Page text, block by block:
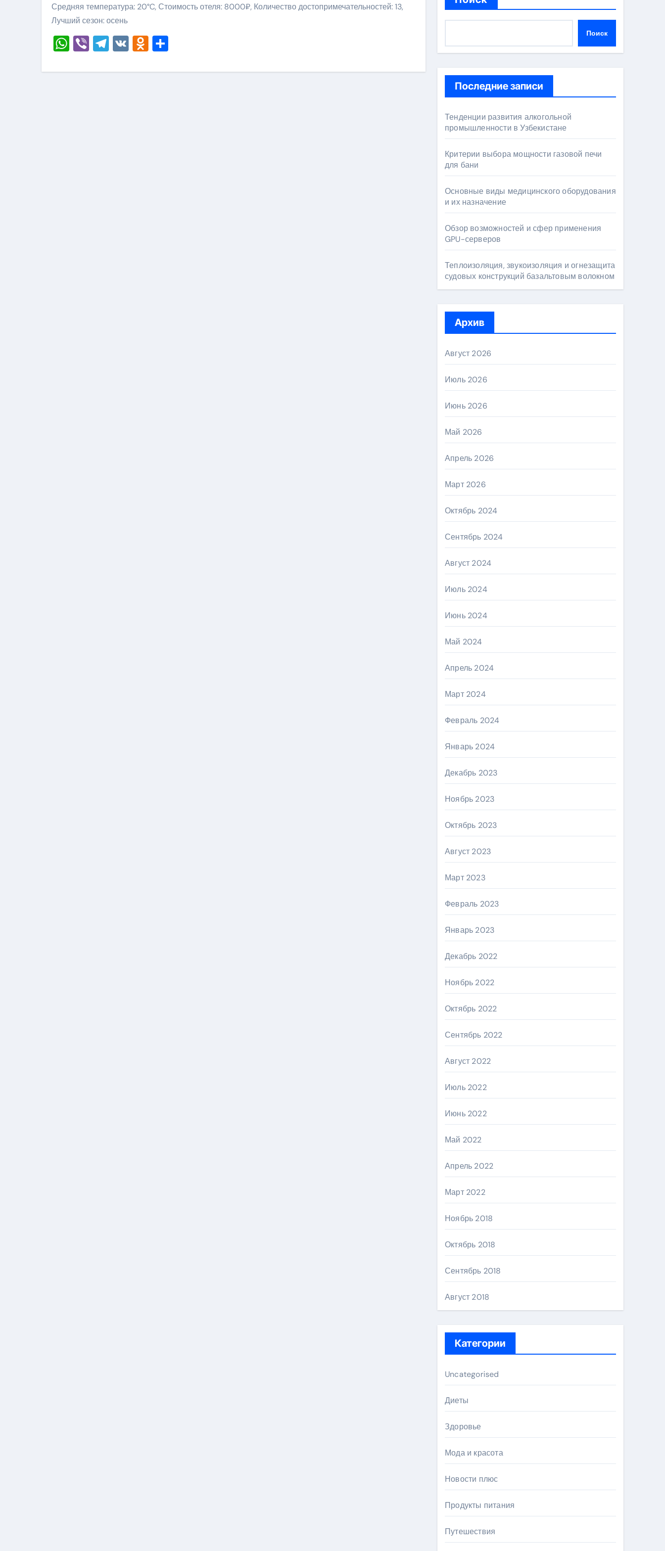
Средняя температура: 20°C, Стоимость отеля: 8000₽, Количество достопримечательностей: 13,
Лучший сезон: осень
WhatsApp
ViberTelegram
VKOdnoklassniki Поиск
Последние записи
Тенденции развития алкогольной
промышленности в Узбекистане
Критерии выбора мощности газовой печи
для бани
Основные виды медицинского оборудования
и их назначение
Обзор возможностей и сфер применения
GPU-серверов
Теплоизоляция, звукоизоляция и огнезащита
судовых конструкций базальтовым волокном
Архив
Август 2026
Июль 2026
Июнь 2026
Май 2026
Апрель 2026
Март 2026
Октябрь 2024
Сентябрь 2024
Август 2024
Июль 2024
Июнь 2024
Май 2024
Апрель 2024
Март 2024
Февраль 2024
Январь 2024
Декабрь 2023
Ноябрь 2023
Октябрь 2023
Август 2023
Март 2023
Февраль 2023
Январь 2023
Декабрь 2022
Ноябрь 2022
Октябрь 2022
Сентябрь 2022
Август 2022
Июль 2022
Июнь 2022
Май 2022
Апрель 2022
Март 2022
Ноябрь 2018
Октябрь 2018
Сентябрь 2018
Август 2018
Категории
Uncategorised
Диеты
Здоровье
Мода и красота
Новости плюс
Продукты питания
Путешествия